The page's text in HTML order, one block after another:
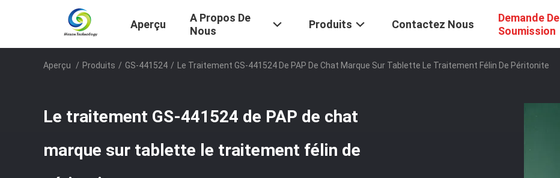
Aperçu
A Propos De
Nous
Produits Contactez Nous
Demande De
Soumission
Aperçu / Produits / GS-441524 / Le Traitement GS-441524 De PAP De Chat Marque Sur Tablette Le Traitement Félin De Péritonite
Le traitement GS-441524 de PAP de chat
marque sur tablette le traitement félin de